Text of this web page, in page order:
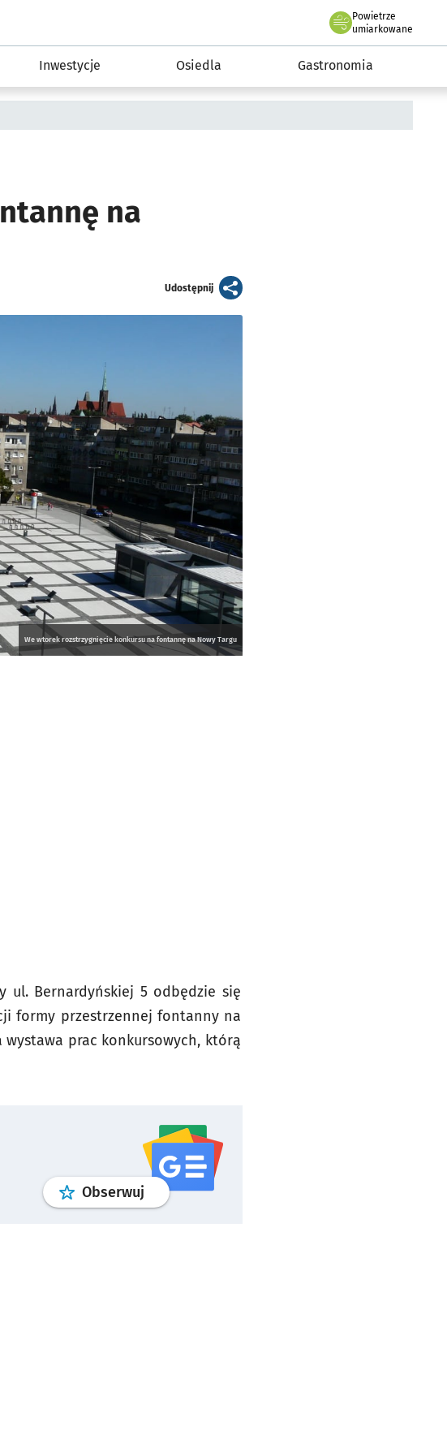
Dla mieszkańca
Powietrze
we Wrocławiu
umiarkowane
Inwestycje Osiedla Gastronomia
na
Udostępnijartykuł
We wtorek rozstrzygnięcie konkursu na fontannę na Nowy Targu
ul. Bernardyńskiej 5 odbędzie się
formy przestrzennej fontanny na
prac konkursowych, którą
Obserwuj profilgoogle news